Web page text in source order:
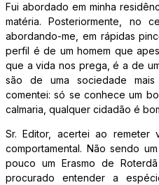
Fui abordado em minha
matéria. Posteriormente, no
abordando-me, em rápidas
perfil é de um homem que
que a vida nos prega, é a de
são de uma sociedade mais
comentei: só se conhece um
calmaria, qualquer cidadão é
Sr. Editor, acertei ao remeter
comportamental. Não sendo
pouco um Erasmo de
procurado entender a